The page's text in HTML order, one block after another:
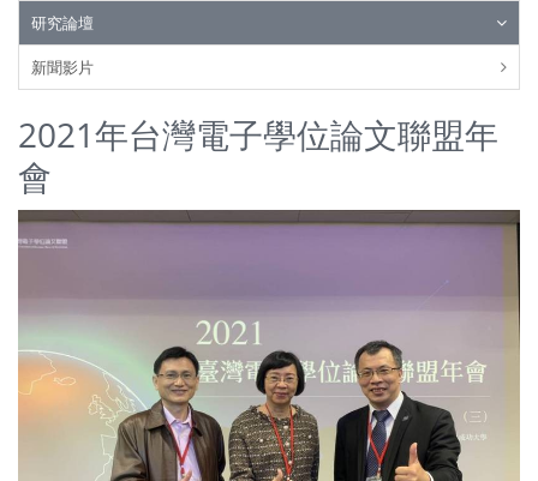
研究論壇
新聞影片
2021年台灣電子學位論文聯盟年
會